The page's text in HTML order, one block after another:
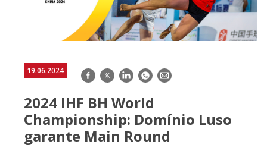
19.06.2024 Facebook
TwitterLinkedInWhatsApp
E-
2024 IHF BH World
Championship: Domínio Luso
garante Main Round